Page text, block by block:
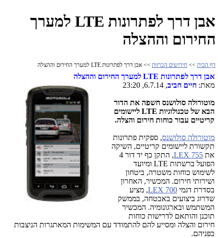
אבן דרך לפתרונות LTE למערך
החירום וההצלה
דף הבית >> חידושים הכרזות >> אבן דרך לפתרונות LTE למערך החירום וההצלה
אבן דרך לפתרונות LTE למערך החירום וההצלה
מאת: חיים חביב, 6.7.14, 23:20
מוטורולה סולושנס חשפה את הדור
הבא של טכנולוגיות LTE ליישומים
קריטיים עבור כוחות חירום והצלה.
מוטורולה סולושנס, ספקית פתרונות
תקשורת ליישומים קריטיים, השיקה
את LEX 755
, התקן כף יד דור 4
הפועל ברשתות LTE ומיועד
לשימוש כוחות משטרה, ביטחון
ושירותי חירום. המכשיר, האחרון
בסדרת דגמי LEX 700, מציע
שדרוג ביצועים באבטחה, בממשק
המשתמש ובארגונומיה. המכשיר
תוכנן והותאם לדרישות כוחות
חירום והצלה ומסייע להם להתמודד עם המשימות המאתגרות הניצבות
בפניהם.